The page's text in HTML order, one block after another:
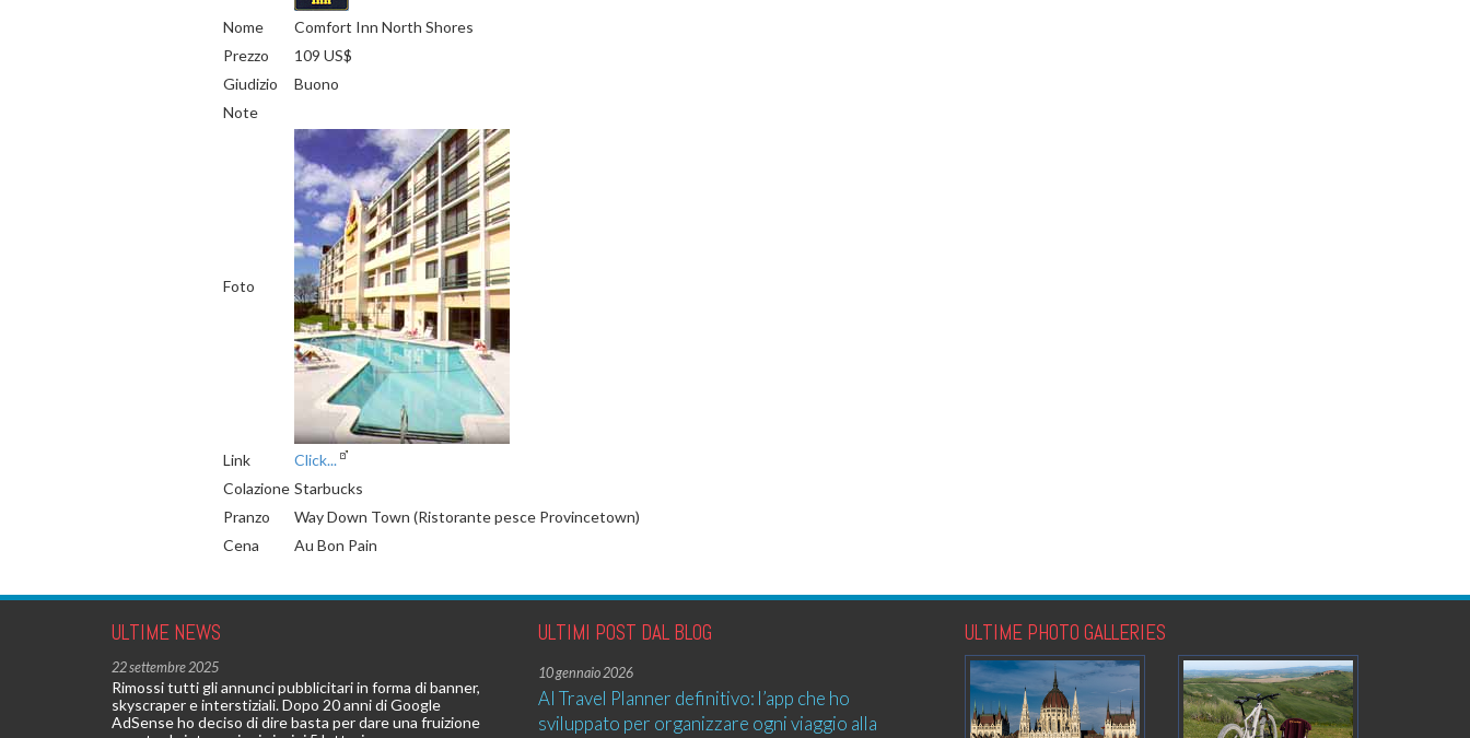
Nome
Comfort Inn North Shores
Prezzo
109 US$
Giudizio
Buono
Note
Foto
Link
Click...
Colazione Starbucks
Pranzo
Way Down Town (Ristorante pesce Provincetown)
Cena
Au Bon Pain
ULTIME NEWS
22 settembre 2025
Rimossi tutti gli annunci pubblicitari in forma di banner,
skyscraper e interstiziali. Dopo 20 anni di Google
AdSense ho deciso di dire basta per dare una fruizione
ULTIMI POST DAL BLOG
10 gennaio 2026
AI Travel Planner definitivo: l’app che ho
sviluppato per organizzare ogni viaggio alla
ULTIME PHOTO GALLERIES